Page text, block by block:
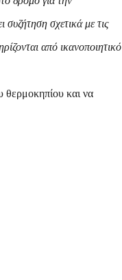
σχετικά με τις
από ικανοποιητικό
θερμοκηπίου και να